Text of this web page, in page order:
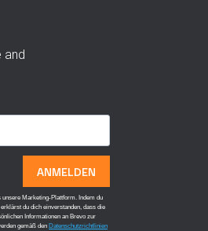
and
ANMELDEN
Marketing-Plattform. Indem du
du dich einverstanden, dass die
Informationen an Brevo zur
gemäß den Datenschutzrichtlinien